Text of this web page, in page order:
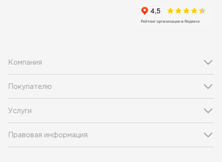
Компания
Покупателю
Услуги
Правовая информация